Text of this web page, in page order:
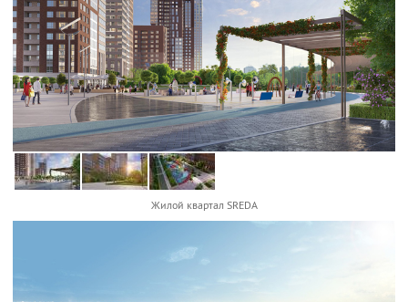
Жилой квартал SREDA